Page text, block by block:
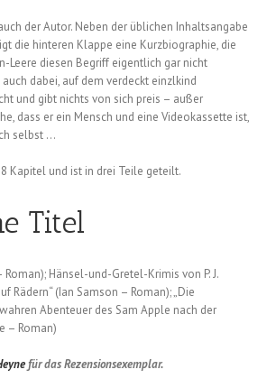
der Autor. Neben der üblichen Inhaltsangabe
die hinteren Klappe eine Kurzbiographie, die
Leere diesen Begriff eigentlich gar nicht
dabei, auf dem verdeckt einzlkind
und gibt nichts von sich preis – außer
dass er ein Mensch und eine Videokassette ist,
selbst …
Kapitel und ist in drei Teile geteilt.
Titel
Hänsel-und-Gretel-Krimis von P. J.
Rädern“ (Ian Samson – Roman); „Die
Abenteuer des Sam Apple nach der
– Roman)
für das Rezensionsexemplar.